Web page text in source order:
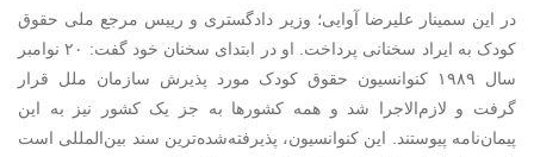
در این سمینار علیرضا آوایی؛ وزیر دادگستری و رییس مرجع ملی حقوق
کودک به ایراد سخنانی پرداخت. او در ابتدای سخنان خود گفت: ۲۰ نوامبر
سال ۱۹۸۹ کنوانسیون حقوق کودک مورد پذیرش سازمان ملل قرار
گرفت و لازم‌الاجرا شد و همه کشورها به جز یک کشور نیز به این
پیمان‌نامه پیوستند. این کنوانسیون، پذیرفته‌شده‌ترین سند بین‌المللی است